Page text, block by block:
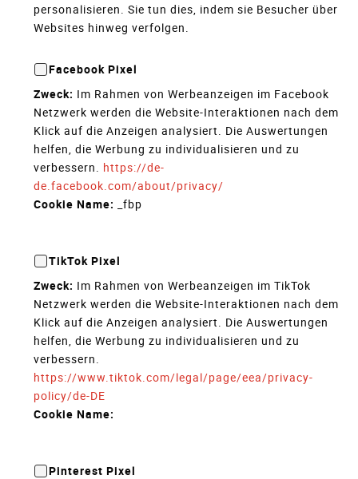
personalisieren. Sie tun dies, indem sie Besucher über
Websites hinweg verfolgen.
Facebook Pixel
Zweck: Im Rahmen von Werbeanzeigen im Facebook
Netzwerk werden die Website-Interaktionen nach dem
Klick auf die Anzeigen analysiert. Die Auswertungen
helfen, die Werbung zu individualisieren und zu
verbessern. https://de-
de.facebook.com/about/privacy/
Cookie Name: _fbp
TikTok Pixel
Zweck: Im Rahmen von Werbeanzeigen im TikTok
Netzwerk werden die Website-Interaktionen nach dem
Klick auf die Anzeigen analysiert. Die Auswertungen
helfen, die Werbung zu individualisieren und zu
verbessern.
https://www.tiktok.com/legal/page/eea/privacy-
policy/de-DE
Cookie Name:
Pinterest Pixel